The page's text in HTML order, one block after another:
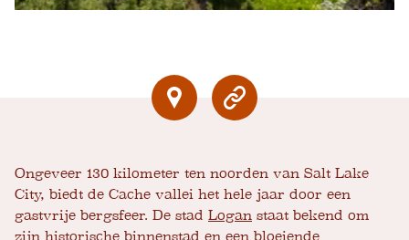
Ongeveer 130 kilometer ten noorden van Salt Lake
City, biedt de Cache vallei het hele jaar door een
gastvrije bergsfeer. De stad Logan staat bekend om
zijn historische binnenstad en een bloeiende